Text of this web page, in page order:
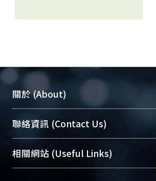
關於 (About)
臺大位居世界頂尖大學之列，為永
展現本校豐碩的研究成果及學術能
機構典藏（NTUR）與學術庫（AH
台，成為臺大學術典藏NTU
聯絡資訊 (Contact Us)
總館學科館員(Main Library)
醫學圖書館學科館員(Medical
相關網站 (Useful Links)